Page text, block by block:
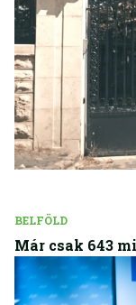
BELFÖLD
Már csak 643